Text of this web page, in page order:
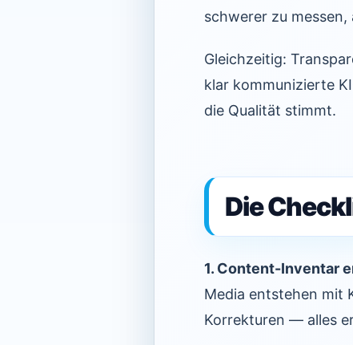
schwerer zu
Gleichzeitig:
klar kommunizierte
die Qualität stimmt.
Die
1. Content-Inventar
Media entstehen mit
Korrekturen — alles